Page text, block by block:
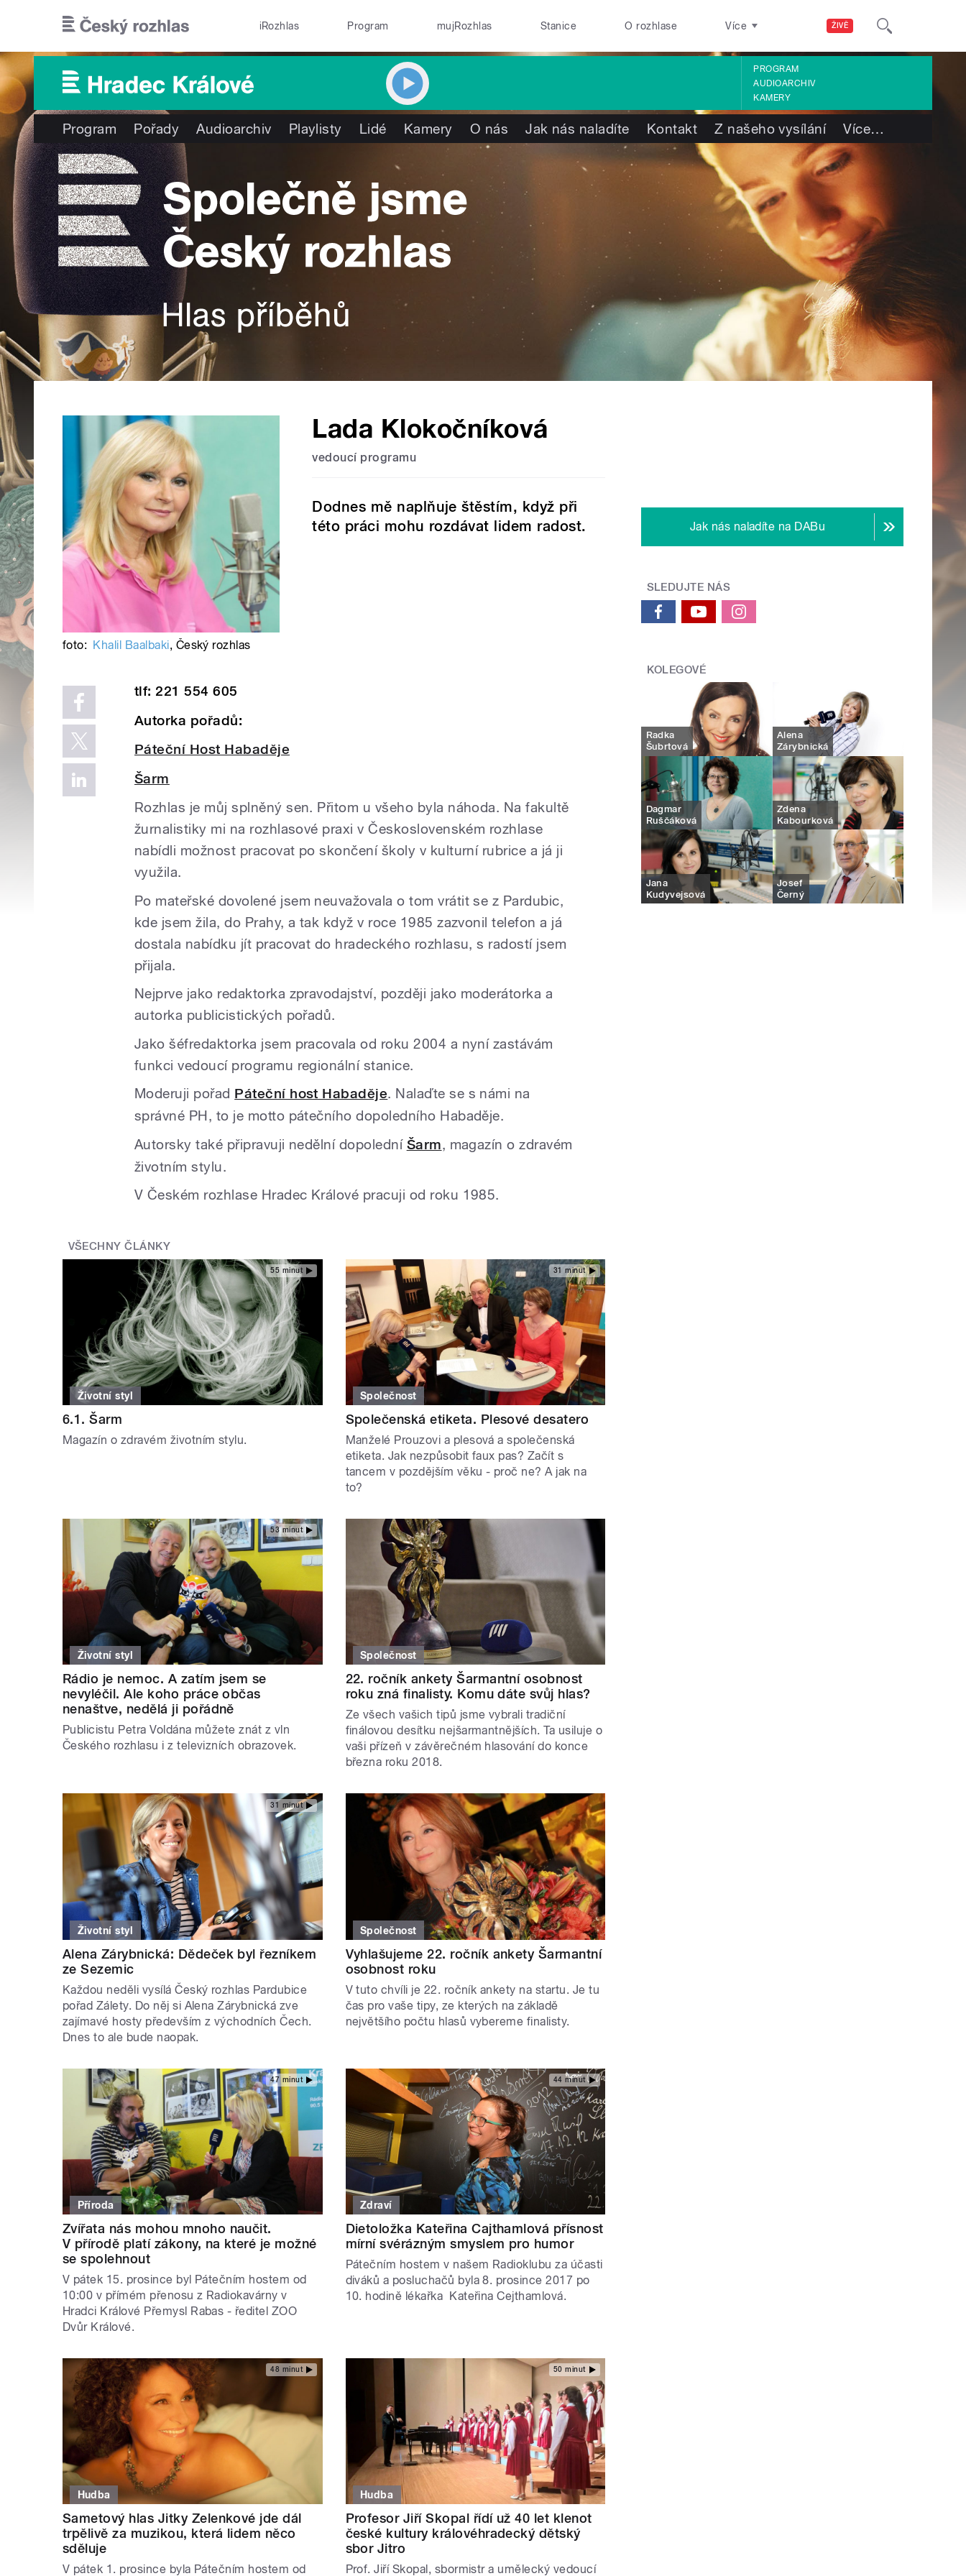
ŽIVĚ
iRozhlas Program mujRozhlas Stanice O rozhlase Více
PROGRAM
AUDIOARCHIV
KAMERY
Program Pořady Audioarchiv Playlisty Lidé Kamery O nás Jak nás naladíte Kontakt Z našeho vysílání Více…
Lada Klokočníková
vedoucí programu
Dodnes mě naplňuje štěstím, když při
této práci mohu rozdávat lidem radost.
foto: Khalil Baalbaki, Český rozhlas
tlf: 221 554 605
Autorka pořadů:
Páteční Host Habaděje
Šarm
Rozhlas je můj splněný sen. Přitom u všeho byla náhoda. Na fakultě
žurnalistiky mi na rozhlasové praxi v Československém rozhlase
nabídli možnost pracovat po skončení školy v kulturní rubrice a já ji
využila.
Po mateřské dovolené jsem neuvažovala o tom vrátit se z Pardubic,
kde jsem žila, do Prahy, a tak když v roce 1985 zazvonil telefon a já
dostala nabídku jít pracovat do hradeckého rozhlasu, s radostí jsem
přijala.
Nejprve jako redaktorka zpravodajství, později jako moderátorka a
autorka publicistických pořadů.
Jako šéfredaktorka jsem pracovala od roku 2004 a nyní zastávám
funkci vedoucí programu regionální stanice.
Moderuji pořad Páteční host Habaděje. Nalaďte se s námi na
správné PH, to je motto pátečního dopoledního Habaděje.
Autorsky také připravuji nedělní dopolední Šarm, magazín o zdravém
životním stylu.
V Českém rozhlase Hradec Králové pracuji od roku 1985.
VŠECHNY ČLÁNKY
55 minut
Životní styl
6.1. Šarm
Magazín o zdravém životním stylu.
31 minut
Společnost
Společenská etiketa. Plesové desatero
Manželé Prouzovi a plesová a společenská
etiketa. Jak nezpůsobit faux pas? Začít s
tancem v pozdějším věku - proč ne? A jak na
to?
53 minut
Životní styl
Rádio je nemoc. A zatím jsem se
nevyléčil. Ale koho práce občas
nenaštve, nedělá ji pořádně
Publicistu Petra Voldána můžete znát z vln
Českého rozhlasu i z televizních obrazovek.
Společnost
22. ročník ankety Šarmantní osobnost
roku zná finalisty. Komu dáte svůj hlas?
Ze všech vašich tipů jsme vybrali tradiční
finálovou desítku nejšarmantnějších. Ta usiluje o
vaši přízeň v závěrečném hlasování do konce
března roku 2018.
31 minut
Životní styl
Alena Zárybnická: Dědeček byl řezníkem
ze Sezemic
Každou neděli vysílá Český rozhlas Pardubice
pořad Zálety. Do něj si Alena Zárybnická zve
zajímavé hosty především z východních Čech.
Dnes to ale bude naopak.
Společnost
Vyhlašujeme 22. ročník ankety Šarmantní
osobnost roku
V tuto chvíli je 22. ročník ankety na startu. Je tu
čas pro vaše tipy, ze kterých na základě
největšího počtu hlasů vybereme finalisty.
47 minut
Příroda
Zvířata nás mohou mnoho naučit.
V přírodě platí zákony, na které je možné
se spolehnout
V pátek 15. prosince byl Pátečním hostem od
10:00 v přímém přenosu z Radiokavárny v
Hradci Králové Přemysl Rabas - ředitel ZOO
Dvůr Králové.
44 minut
Zdraví
Dietoložka Kateřina Cajthamlová přísnost
mírní svérázným smyslem pro humor
Pátečním hostem v našem Radioklubu za účasti
diváků a posluchačů byla 8. prosince 2017 po
10. hodině lékařka Kateřina Cejthamlová.
48 minut
Hudba
Sametový hlas Jitky Zelenkové jde dál
trpělivě za muzikou, která lidem něco
sděluje
V pátek 1. prosince byla Pátečním hostem od
50 minut
Hudba
Profesor Jiří Skopal řídí už 40 let klenot
české kultury královéhradecký dětský
sbor Jitro
Prof. Jiří Skopal, sbormistr a umělecký vedoucí
Jak nás naladíte na DABu
SLEDUJTE NÁS
KOLEGOVÉ
Radka
Šubrtová
Alena
Zárybnická
Dagmar
Ruščáková
Zdena
Kabourková
Jana
Kudyvejsová
Josef
Černý